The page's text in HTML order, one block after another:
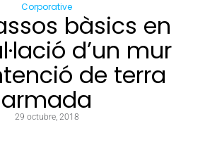
Corporative
bàsics en
d’un mur
de terra
armada
29 octubre, 2018